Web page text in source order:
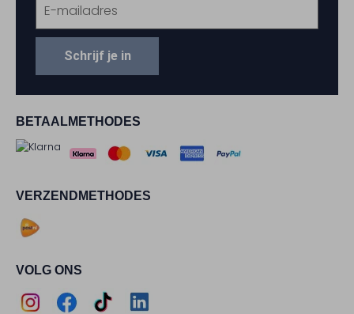
BETAALMETHODES
VERZENDMETHODES
VOLG ONS
Schrijf je in